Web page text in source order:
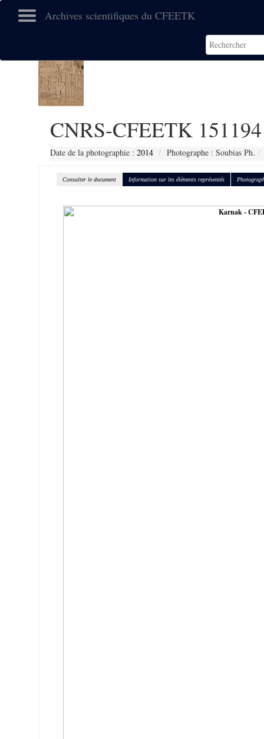
Archives scientifiques du CFEETK
CNRS-CFEETK 151194
Date de la photographie : 2014 Photographe : Soubias Ph.
Consulter le document Information sur les éléments représentés